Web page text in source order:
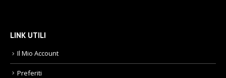
LINK UTILI
Il Mio Account
Preferiti